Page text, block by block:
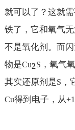
就可以了？这就
铁了，它和氧气
不是氧化剂。而
物是Cu2S ，氧气
其实还原剂是S ，
Cu得到电子，从+1